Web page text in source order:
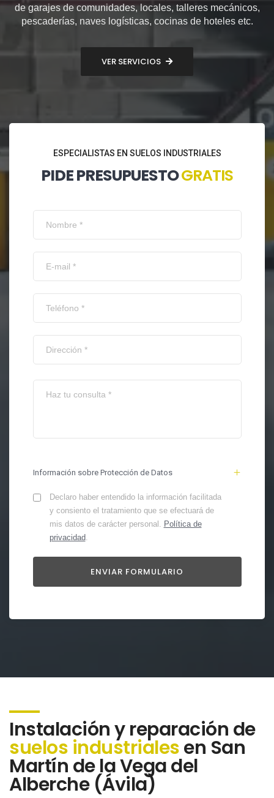
de garajes de comunidades, locales, talleres mecánicos,
pescaderías, naves logísticas, cocinas de hoteles etc.
VER SERVICIOS
ESPECIALISTAS EN SUELOS INDUSTRIALES
PIDE PRESUPUESTOGRATIS
Información sobre Protección de Datos
Declaro haber entendido la información facilitada
y consiento el tratamiento que se efectuará de
mis datos de carácter personal. Política de
privacidad.
Instalación y reparación de
suelos industrialesen San
Martín de la Vega del
Alberche (Ávila)